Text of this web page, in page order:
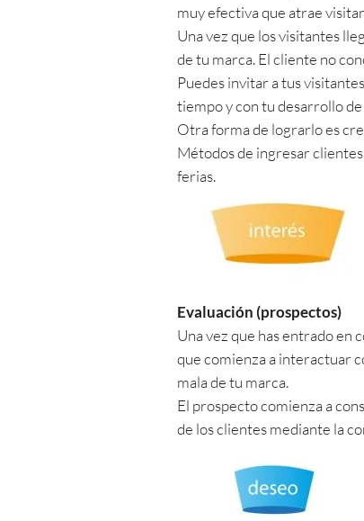
muy efectiva que atrae
Una vez que los visitantes
de tu marca. El cliente no
Puedes invitar a tus
tiempo y con tu desarrollo
Otra forma de lograrlo es
Métodos de ingresar
ferias.
Evaluación (prospectos)
Una vez que has entrado en
que comienza a interactuar
mala de tu marca.
El prospecto comienza a
de los clientes mediante la